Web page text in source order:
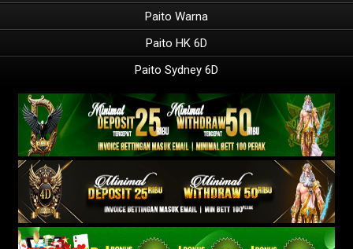
Paito Warna
Paito HK 6D
Paito Sydney 6D